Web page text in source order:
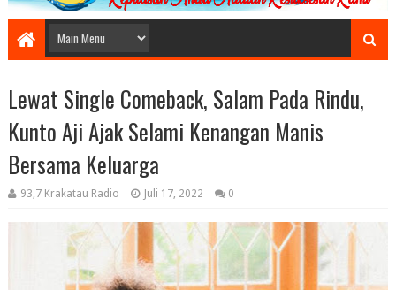
Lewat Single Comeback, Salam Pada Rindu,
Kunto Aji Ajak Selami Kenangan Manis
Bersama Keluarga
93,7 Krakatau Radio Juli 17, 2022 0